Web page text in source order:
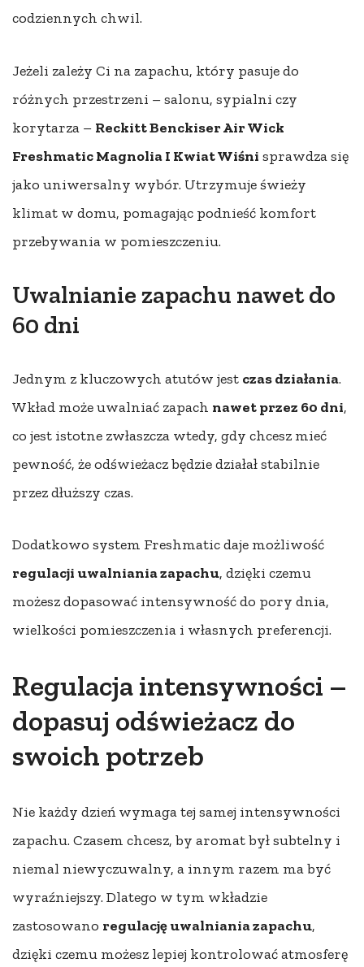
codziennych chwil.
Jeżeli zależy Ci na zapachu, który pasuje do
różnych przestrzeni – salonu, sypialni czy
korytarza – Reckitt Benckiser Air Wick
Freshmatic Magnolia I Kwiat Wiśni sprawdza się
jako uniwersalny wybór. Utrzymuje świeży
klimat w domu, pomagając podnieść komfort
przebywania w pomieszczeniu.
Uwalnianie zapachu nawet do
60 dni
Jednym z kluczowych atutów jest czas działania.
Wkład może uwalniać zapach nawet przez 60 dni,
co jest istotne zwłaszcza wtedy, gdy chcesz mieć
pewność, że odświeżacz będzie działał stabilnie
przez dłuższy czas.
Dodatkowo system Freshmatic daje możliwość
regulacji uwalniania zapachu, dzięki czemu
możesz dopasować intensywność do pory dnia,
wielkości pomieszczenia i własnych preferencji.
Regulacja intensywności –
dopasuj odświeżacz do
swoich potrzeb
Nie każdy dzień wymaga tej samej intensywności
zapachu. Czasem chcesz, by aromat był subtelny i
niemal niewyczuwalny, a innym razem ma być
wyraźniejszy. Dlatego w tym wkładzie
zastosowano regulację uwalniania zapachu,
dzięki czemu możesz lepiej kontrolować atmosferę